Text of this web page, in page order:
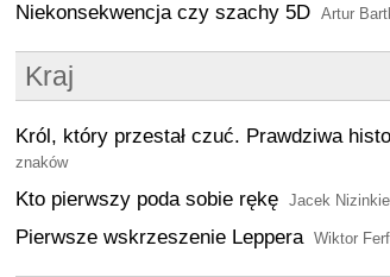
Niekonsekwencja czy szachy 5D Artur
Kraj
Król, który przestał czuć. Prawdziwa
znaków
Kto pierwszy poda sobie rękę Jacek
Pierwsze wskrzeszenie Leppera Wiktor